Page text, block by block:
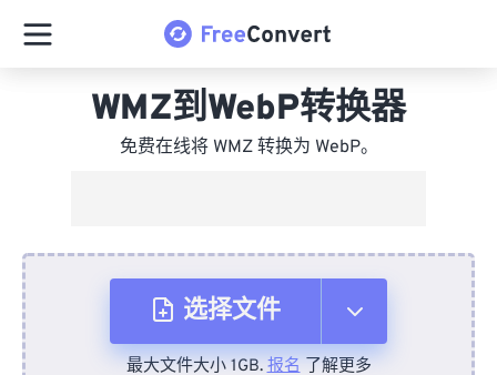
WMZ到WebP转换器
免费在线将 WMZ 转换为 WebP。
选择文件
最大文件大小 1GB.报名了解更多